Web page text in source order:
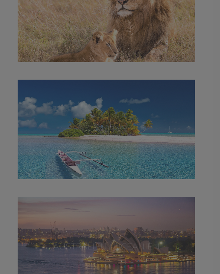
AFRIKA
ASIEN
AUSTRALIEN / OCEANIEN